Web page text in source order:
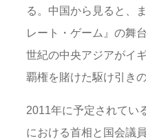
る。中国から見ると、
レート・ゲーム』の舞
世紀の中央アジアがイ
覇権を賭けた駆け引き
2011年に予定されてい
における首相と国会議